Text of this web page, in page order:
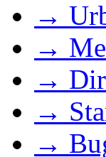
→
→
→
→
→